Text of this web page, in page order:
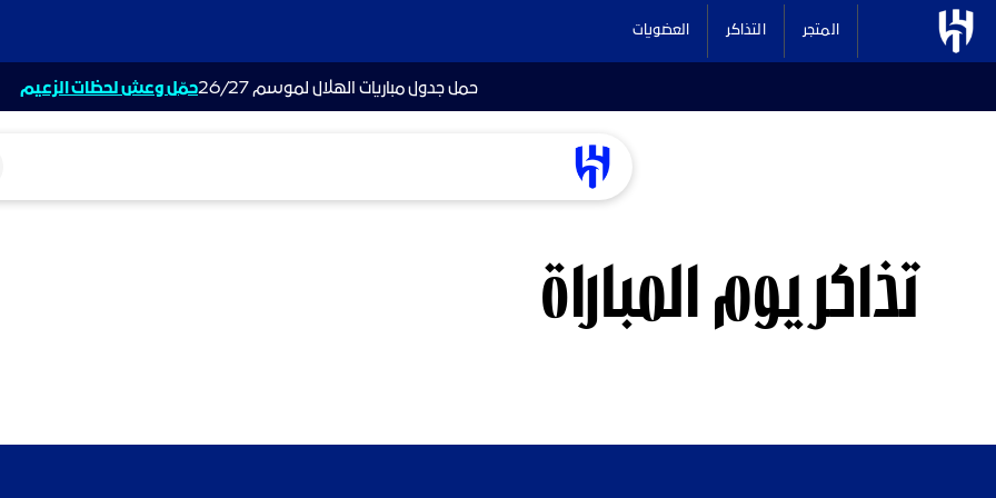
المتجر التذاكر العضويات
حمل جدول مباريات الهلال لموسم 26/27 حمّل وعش لحظات الزعيم
تذاكر يوم المباراة